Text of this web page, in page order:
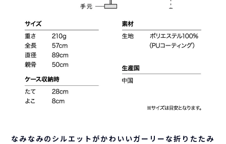
なみなみのシルエットがかわいいガーリーな折りたたみ